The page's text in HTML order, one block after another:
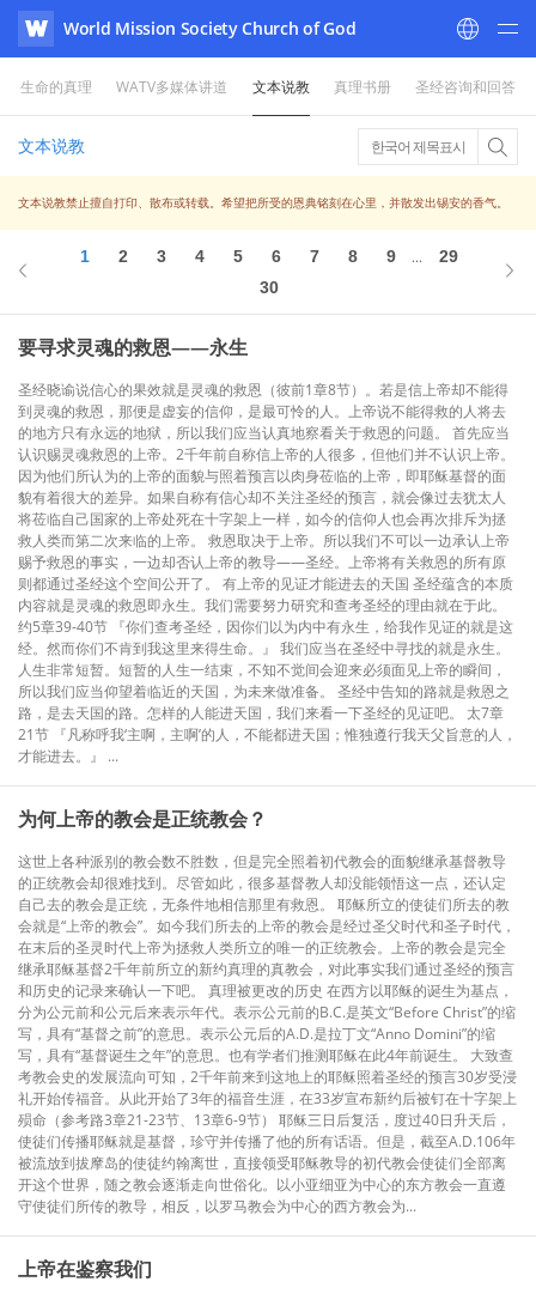
WATV
World Mission Society Church of God
生命的真理 WATV多媒体讲道 文本说教 真理书册 圣经咨询和回答
文本说教 한국어 제목표시
文本说教禁止擅自打印、散布或转载。希望把所受的恩典铭刻在心里，并散发出锡安的香气。
1 2 3 4 5 6 7 8 9 ...
29
30
要寻求灵魂的救恩——永生
圣经晓谕说信心的果效就是灵魂的救恩（彼前1章8节）。若是信上帝却不能得
到灵魂的救恩，那便是虚妄的信仰，是最可怜的人。上帝说不能得救的人将去
的地方只有永远的地狱，所以我们应当认真地察看关于救恩的问题。 首先应当
认识赐灵魂救恩的上帝。2千年前自称信上帝的人很多，但他们并不认识上帝。
因为他们所认为的上帝的面貌与照着预言以肉身莅临的上帝，即耶稣基督的面
貌有着很大的差异。如果自称有信心却不关注圣经的预言，就会像过去犹太人
将莅临自己国家的上帝处死在十字架上一样，如今的信仰人也会再次排斥为拯
救人类而第二次来临的上帝。 救恩取决于上帝。所以我们不可以一边承认上帝
赐予救恩的事实，一边却否认上帝的教导——圣经。上帝将有关救恩的所有原
则都通过圣经这个空间公开了。 有上帝的见证才能进去的天国 圣经蕴含的本质
内容就是灵魂的救恩即永生。我们需要努力研究和查考圣经的理由就在于此。
约5章39-40节 『你们查考圣经，因你们以为内中有永生，给我作见证的就是这
经。然而你们不肯到我这里来得生命。』 我们应当在圣经中寻找的就是永生。
人生非常短暂。短暂的人生一结束，不知不觉间会迎来必须面见上帝的瞬间，
所以我们应当仰望着临近的天国，为未来做准备。 圣经中告知的路就是救恩之
路，是去天国的路。怎样的人能进天国，我们来看一下圣经的见证吧。 太7章
21节 『凡称呼我‘主啊，主啊’的人，不能都进天国；惟独遵行我天父旨意的人，
才能进去。』 ...
​为何上帝的教会是正统教会？
这世上各种派别的教会数不胜数，但是完全照着初代教会的面貌继承基督教导
的正统教会却很难找到。尽管如此，很多基督教人却没能领悟这一点，还认定
自己去的教会是正统，无条件地相信那里有救恩。 耶稣所立的使徒们所去的教
会就是“上帝的教会”。如今我们所去的上帝的教会是经过圣父时代和圣子时代，
在末后的圣灵时代上帝为拯救人类所立的唯一的正统教会。上帝的教会是完全
继承耶稣基督2千年前所立的新约真理的真教会，对此事实我们通过圣经的预言
和历史的记录来确认一下吧。 真理被更改的历史 在西方以耶稣的诞生为基点，
分为公元前和公元后来表示年代。表示公元前的B.C.是英文“Before Christ”的缩
写，具有“基督之前”的意思。表示公元后的A.D.是拉丁文“Anno Domini”的缩
写，具有“基督诞生之年”的意思。也有学者们推测耶稣在此4年前诞生。 大致查
考教会史的发展流向可知，2千年前来到这地上的耶稣照着圣经的预言30岁受浸
礼开始传福音。从此开始了3年的福音生涯，在33岁宣布新约后被钉在十字架上
殒命（参考路3章21-23节、13章6-9节） 耶稣三日后复活，度过40日升天后，
使徒们传播耶稣就是基督，珍守并传播了他的所有话语。但是，截至A.D.106年
被流放到拔摩岛的使徒约翰离世，直接领受耶稣教导的初代教会使徒们全部离
开这个世界，随之教会逐渐走向世俗化。以小亚细亚为中心的东方教会一直遵
守使徒们所传的教导，相反，以罗马教会为中心的西方教会为...
上帝在鉴察我们